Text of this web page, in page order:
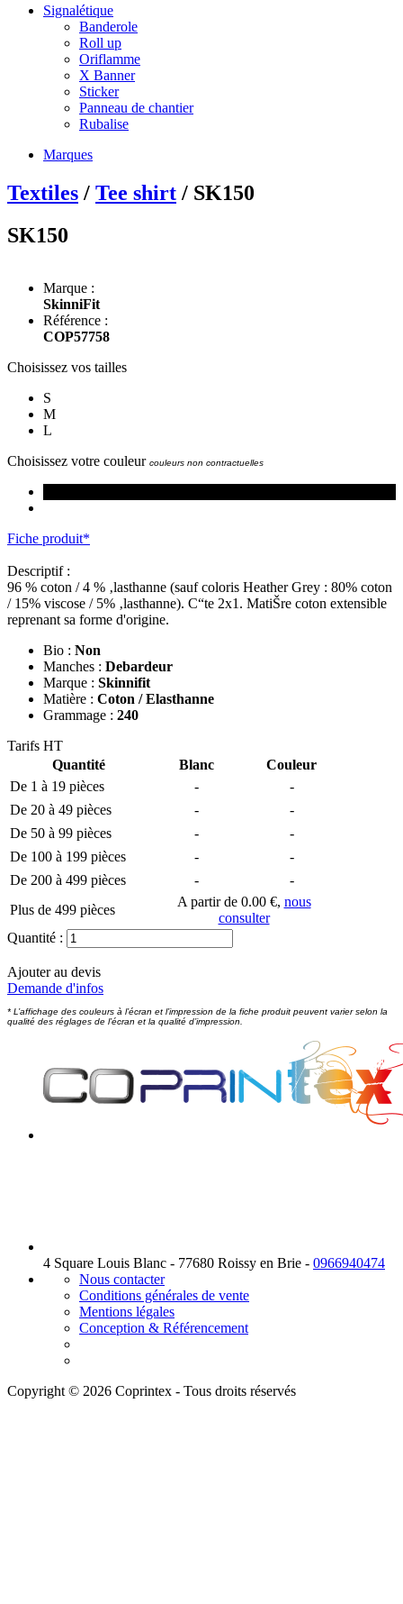
Signalétique
Banderole
Roll up
Oriflamme
X Banner
Sticker
Panneau de chantier
Rubalise
Marques
Textiles / Tee shirt / SK150
SK150
Marque :
SkinniFit
Référence :
COP57758
Choisissez vos tailles
S
M
L
Choisissez votre couleur couleurs non contractuelles
Fiche produit*
Descriptif :
96 % coton / 4 % ‚lasthanne (sauf coloris Heather Grey : 80% coton
/ 15% viscose / 5% ‚lasthanne). C“te 2x1. MatiŠre coton extensible
reprenant sa forme d'origine.
Bio : Non
Manches : Debardeur
Marque : Skinnifit
Matière : Coton / Elasthanne
Grammage : 240
Tarifs HT
Quantité
Blanc
Couleur
De 1 à 19 pièces
-
-
De 20 à 49 pièces
-
-
De 50 à 99 pièces
-
-
De 100 à 199 pièces
-
-
De 200 à 499 pièces
-
-
Plus de 499 pièces
A partir de 0.00 €, nous
consulter
Quantité :
Ajouter au devis
Demande d'infos
* L’affichage des couleurs à l’écran et l’impression de la fiche produit peuvent varier selon la
qualité des réglages de l’écran et la qualité d’impression.
4 Square Louis Blanc - 77680 Roissy en Brie - 0966940474
Nous contacter
Conditions générales de vente
Mentions légales
Conception & Référencement
Copyright © 2026 Coprintex - Tous droits réservés